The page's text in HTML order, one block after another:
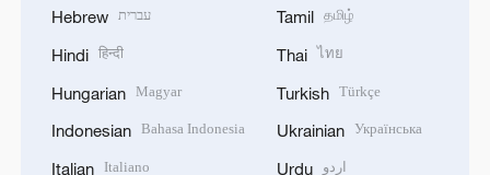
Hebrew עברית
Hindi हिन्दी
Hungarian Magyar
Indonesian Bahasa Indonesia
Italian Italiano
Tamil தமிழ்
Thai ไทย
Turkish Türkçe
Ukrainian Українська
Urdu اردو